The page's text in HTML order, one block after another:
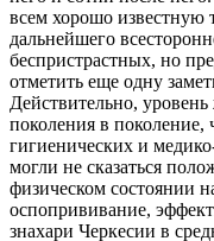
всем хорошо известную
дальнейшего
беспристрастных, но
отметить еще одну
Действительно,
поколения в поколение,
гигиенических и
могли не сказаться
физическом состоянии
оспопрививание,
знахари Черкесии в